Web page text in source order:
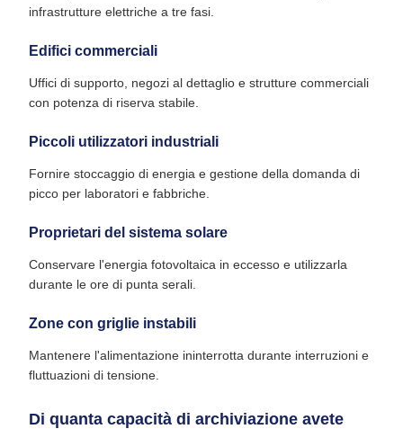
infrastrutture elettriche a tre fasi.
Edifici commerciali
Uffici di supporto, negozi al dettaglio e strutture commerciali
con potenza di riserva stabile.
Piccoli utilizzatori industriali
Fornire stoccaggio di energia e gestione della domanda di
picco per laboratori e fabbriche.
Proprietari del sistema solare
Conservare l'energia fotovoltaica in eccesso e utilizzarla
durante le ore di punta serali.
Zone con griglie instabili
Mantenere l'alimentazione ininterrotta durante interruzioni e
fluttuazioni di tensione.
Di quanta capacità di archiviazione avete